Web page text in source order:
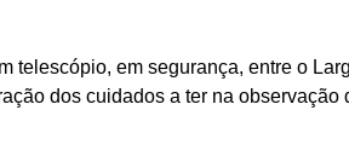
telescópio, em segurança, entre o
dos cuidados a ter na observação